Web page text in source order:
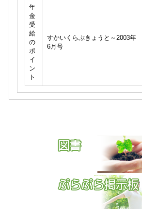
年
金
受
給
の
ポ
イ
ン
ト
すかいくらぶきょうと～2003年
6月号